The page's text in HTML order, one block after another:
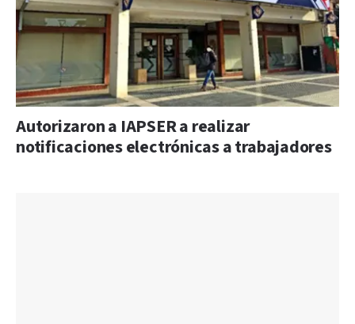
Autorizaron a IAPSER a realizar
notificaciones electrónicas a trabajadores